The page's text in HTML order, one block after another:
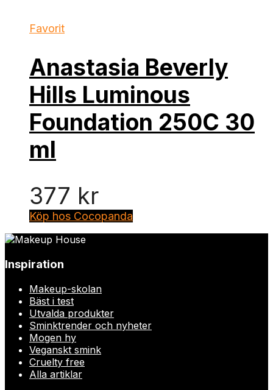
Favorit
Anastasia Beverly
Hills Luminous
Foundation 250C 30
ml
377 kr
Köp hos Cocopanda
Inspiration
Makeup-skolan
Bäst i test
Utvalda produkter
Sminktrender och nyheter
Mogen hy
Veganskt smink
Cruelty free
Alla artiklar